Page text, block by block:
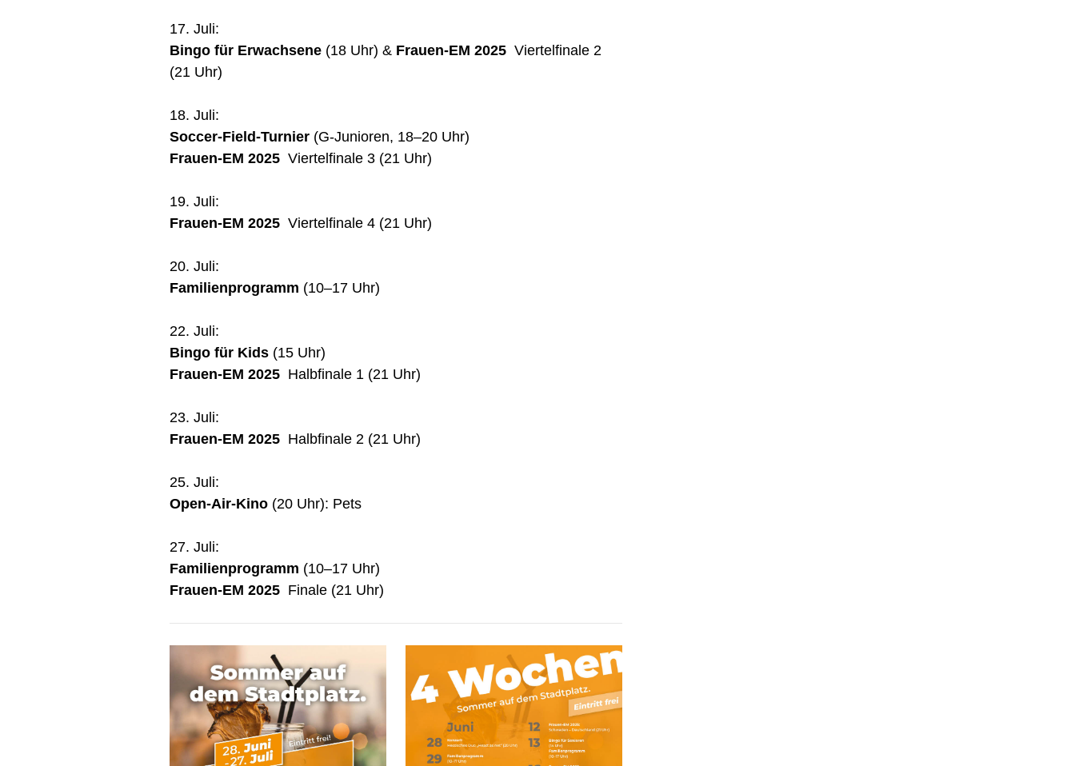
17. Juli:
Bingo für Erwachsene (18 Uhr) & Frauen-EM 2025 Viertelfinale 2
(21 Uhr)
18. Juli:
Soccer-Field-Turnier (G-Junioren, 18–20 Uhr)
Frauen-EM 2025 Viertelfinale 3 (21 Uhr)
19. Juli:
Frauen-EM 2025 Viertelfinale 4 (21 Uhr)
20. Juli:
Familienprogramm (10–17 Uhr)
22. Juli:
Bingo für Kids (15 Uhr)
Frauen-EM 2025 Halbfinale 1 (21 Uhr)
23. Juli:
Frauen-EM 2025 Halbfinale 2 (21 Uhr)
25. Juli:
Open-Air-Kino (20 Uhr): Pets
27. Juli:
Familienprogramm (10–17 Uhr)
Frauen-EM 2025 Finale (21 Uhr)